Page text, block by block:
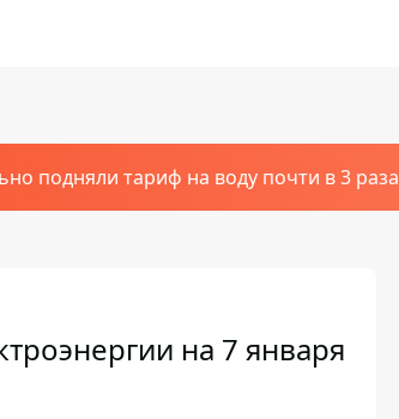
подняли тариф на воду почти в 3 раза
на 7 января